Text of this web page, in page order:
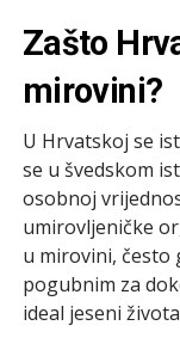
Zašto
mirovini?
U Hrvatskoj se
se u švedskom
osobnoj
umirovljeničke
u mirovini, često
pogubnim za
ideal jeseni